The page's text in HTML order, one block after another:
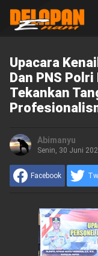
Upacara
Dan PNS
Tekankan
Abimanyu
Senin, 30 Juni
Facebook